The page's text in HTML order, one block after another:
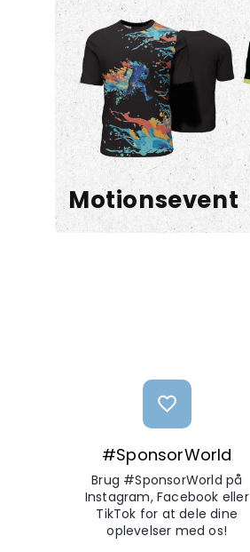
Motionsevent
#SponsorWorld
Brug #SponsorWorld på
Instagram, Facebook eller
TikTok for at dele dine
oplevelser med os!